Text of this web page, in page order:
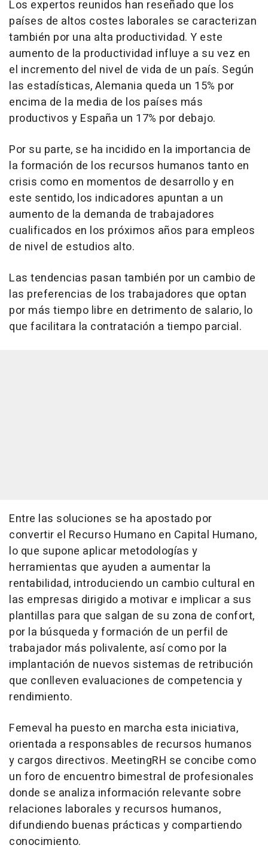
Los expertos reunidos han reseñado que los
países de altos costes laborales se caracterizan
también por una alta productividad. Y este
aumento de la productividad influye a su vez en
el incremento del nivel de vida de un país. Según
las estadísticas, Alemania queda un 15% por
encima de la media de los países más
productivos y España un 17% por debajo.
Por su parte, se ha incidido en la importancia de
la formación de los recursos humanos tanto en
crisis como en momentos de desarrollo y en
este sentido, los indicadores apuntan a un
aumento de la demanda de trabajadores
cualificados en los próximos años para empleos
de nivel de estudios alto.
Las tendencias pasan también por un cambio de
las preferencias de los trabajadores que optan
por más tiempo libre en detrimento de salario, lo
que facilitara la contratación a tiempo parcial.
Entre las soluciones se ha apostado por
convertir el Recurso Humano en Capital Humano,
lo que supone aplicar metodologías y
herramientas que ayuden a aumentar la
rentabilidad, introduciendo un cambio cultural en
las empresas dirigido a motivar e implicar a sus
plantillas para que salgan de su zona de confort,
por la búsqueda y formación de un perfil de
trabajador más polivalente, así como por la
implantación de nuevos sistemas de retribución
que conlleven evaluaciones de competencia y
rendimiento.
Femeval ha puesto en marcha esta iniciativa,
orientada a responsables de recursos humanos
y cargos directivos. MeetingRH se concibe como
un foro de encuentro bimestral de profesionales
donde se analiza información relevante sobre
relaciones laborales y recursos humanos,
difundiendo buenas prácticas y compartiendo
conocimiento.